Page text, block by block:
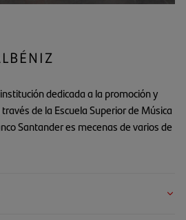
dedicada a la promoción y
de la Escuela Superior de Música
Santander es mecenas de varios de